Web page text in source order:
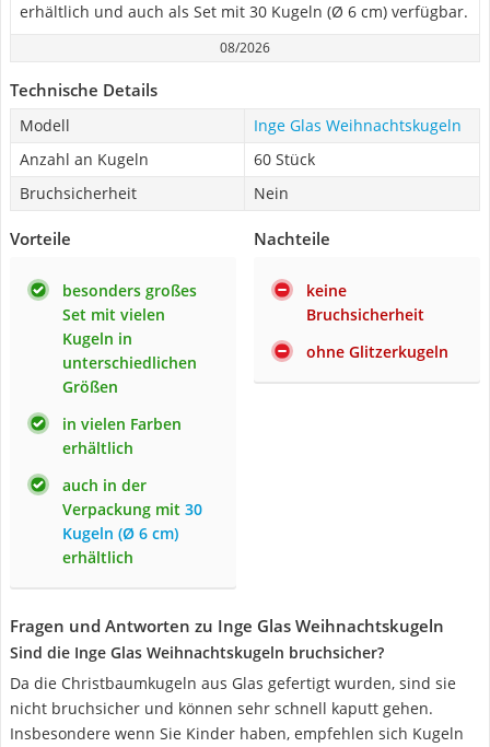
erhältlich und auch als Set mit 30 Kugeln (Ø 6 cm) verfügbar.
08/2026
Technische Details
Modell
Inge Glas Weihnachtskugeln
Anzahl an Kugeln
60 Stück
Bruchsicherheit
Nein
Vorteile
besonders großes
Set mit vielen
Kugeln in
unterschiedlichen
Größen
in vielen Farben
erhältlich
auch in der
Verpackung mit 30
Kugeln (Ø 6 cm)
erhältlich
Nachteile
keine
Bruchsicherheit
ohne Glitzerkugeln
Fragen und Antworten zu Inge Glas Weihnachtskugeln
Sind die Inge Glas Weihnachtskugeln bruchsicher?
Da die Christbaumkugeln aus Glas gefertigt wurden, sind sie
nicht bruchsicher und können sehr schnell kaputt gehen.
Insbesondere wenn Sie Kinder haben, empfehlen sich Kugeln